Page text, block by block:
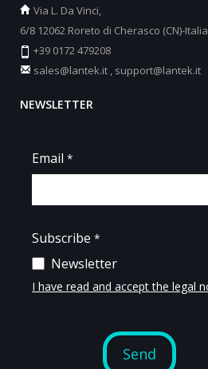
Via L. Da Vinci,
6/8 12062 Roreto di Cherasco (CN)-Italia
+39 0172 479208
sales@lantek.it , support@lantek.it
NEWSLETTER